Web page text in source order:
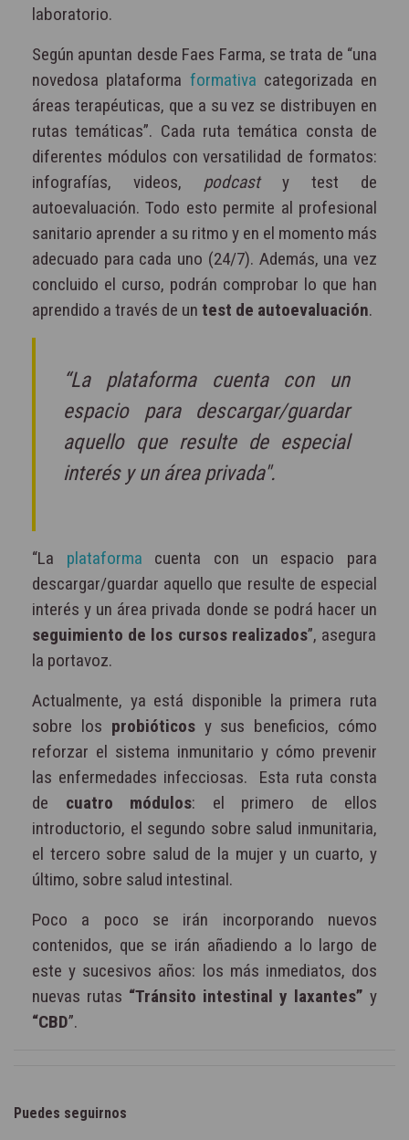
laboratorio.
Según apuntan desde Faes Farma, se trata de “una
novedosa plataforma formativa categorizada en
áreas terapéuticas, que a su vez se distribuyen en
rutas temáticas”. Cada ruta temática consta de
diferentes módulos con versatilidad de formatos:
infografías, videos, podcasty test de
autoevaluación. Todo esto permite al profesional
sanitario aprender a su ritmo y en el momento más
adecuado para cada uno (24/7). Además, una vez
concluido el curso, podrán comprobar lo que han
aprendido a través de un test de autoevaluación.
“La plataforma cuenta con un
espacio para descargar/guardar
aquello que resulte de especial
interés y un área privada".
“La plataforma cuenta con un espacio para
descargar/guardar aquello que resulte de especial
interés y un área privada donde se podrá hacer un
seguimiento de los cursos realizados”, asegura
la portavoz.
Actualmente, ya está disponible la primera ruta
sobre los probióticosy sus beneficios, cómo
reforzar el sistema inmunitario y cómo prevenir
las enfermedades infecciosas. Esta ruta consta
de cuatro módulos: el primero de ellos
introductorio, el segundo sobre salud inmunitaria,
el tercero sobre salud de la mujer y un cuarto, y
último, sobre salud intestinal.
Poco a poco se irán incorporando nuevos
contenidos, que se irán añadiendo a lo largo de
este y sucesivos años: los más inmediatos, dos
nuevas rutas “Tránsito intestinal y laxantes” y
“CBD”.
Puedes seguirnos